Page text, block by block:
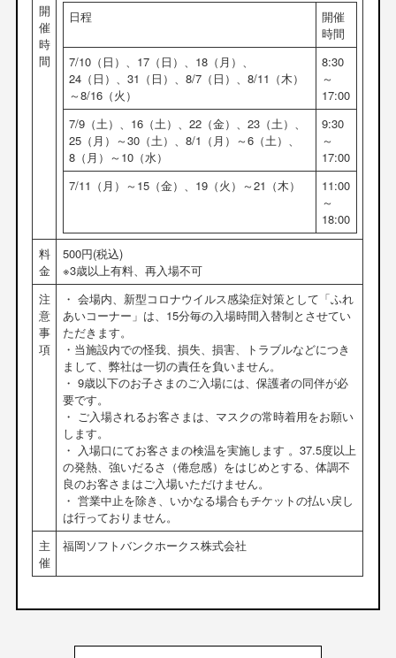
開
催
時
間
日程
開催
時間
7/10（日）、17（日）、18（月）、
24（日）、31（日）、8/7（日）、8/11（木）
～8/16（火）
8:30
～
17:00
7/9（土）、16（土）、22（金）、23（土）、
25（月）～30（土）、8/1（月）～6（土）、
8（月）～10（水）
9:30
～
17:00
7/11（月）～15（金）、19（火）～21（木）
11:00
～
18:00
料
金
500円(税込)
※3歳以上有料、再入場不可
注
意
事
項
・ 会場内、新型コロナウイルス感染症対策として「ふれ
あいコーナー」は、15分毎の入場時間入替制とさせてい
ただきます。
・当施設内での怪我、損失、損害、トラブルなどにつき
まして、弊社は一切の責任を負いません。
・ 9歳以下のお子さまのご入場には、保護者の同伴が必
要です。
・ ご入場されるお客さまは、マスクの常時着用をお願い
します。
・ 入場口にてお客さまの検温を実施します 。37.5度以上
の発熱、強いだるさ（倦怠感）をはじめとする、体調不
良のお客さまはご入場いただけません。
・ 営業中止を除き、いかなる場合もチケットの払い戻し
は行っておりません。
主
催
福岡ソフトバンクホークス株式会社